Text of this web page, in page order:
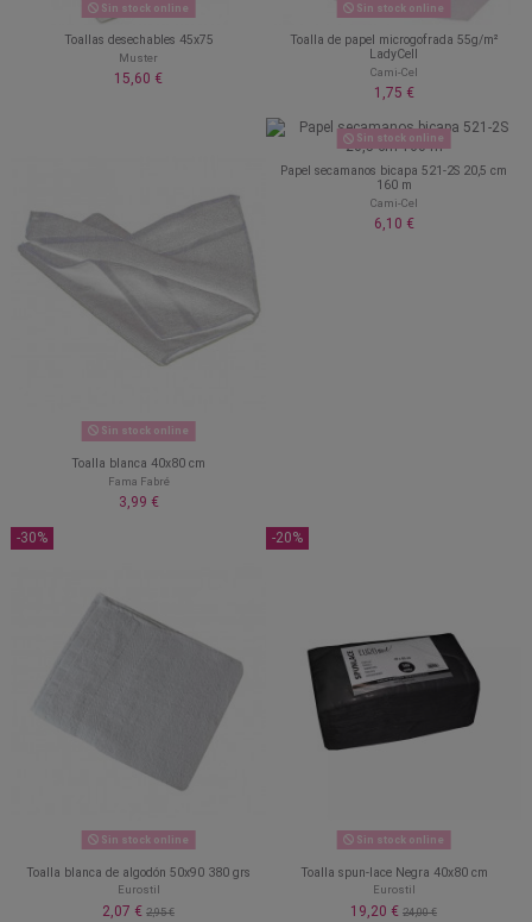
Sin stock online
Toallas desechables 45x75
Muster
15,60 €
Sin stock online
Toalla de papel microgofrada 55g/m²
LadyCell
Cami-Cel
1,75 €
Sin stock online
Toalla blanca 40x80 cm
Fama Fabré
3,99 €
Sin stock online
Papel secamanos bicapa 521-2S 20,5 cm
160 m
Cami-Cel
6,10 €
-30%
Sin stock online
Toalla blanca de algodón 50x90 380 grs
Eurostil
2,07 € 2,95 €
-20%
Sin stock online
Toalla spun-lace Negra 40x80 cm
Eurostil
19,20 € 24,00 €